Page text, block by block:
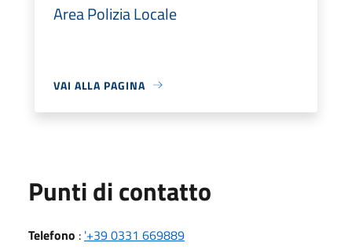
Area Polizia Locale
VAI ALLA PAGINA
Punti di contatto
Telefono : '+39 0331 669889